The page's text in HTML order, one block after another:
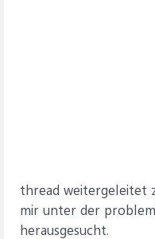
thread weitergeleitet
mir unter der
herausgesucht.